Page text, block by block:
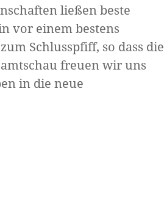
ließen beste
vor einem bestens
Schlusspfiff, so dass die
freuen wir uns
in die neue